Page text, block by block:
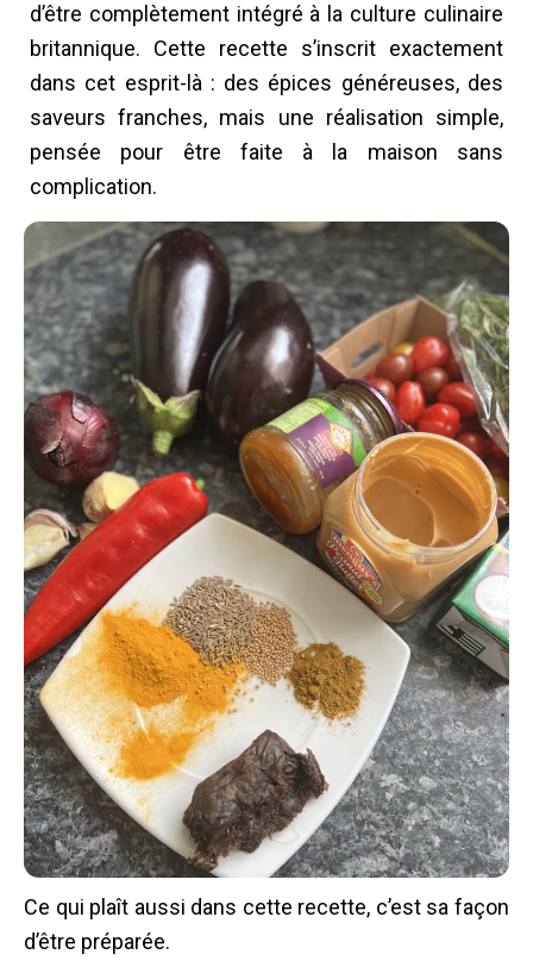
d’être complètement intégré à la culture culinaire
britannique. Cette recette s’inscrit exactement
dans cet esprit-là : des épices généreuses, des
saveurs franches, mais une réalisation simple,
pensée pour être faite à la maison sans
complication.
Ce qui plaît aussi dans cette recette, c’est sa façon
d’être préparée.